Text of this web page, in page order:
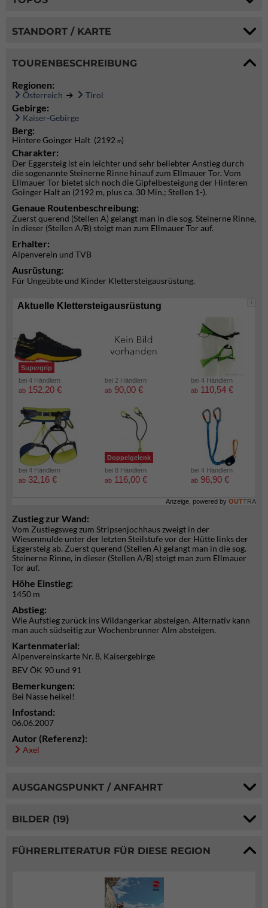
STANDORT / KARTE
TOURENBESCHREIBUNG
Regionen:
Österreich Tirol
Gebirge:
Kaiser-Gebirge
Berg:
Hintere Goinger Halt (2192 m)
Charakter:
Der Eggersteig ist ein leichter und sehr beliebter Anstieg durch
die sogenannte Steinerne Rinne hinauf zum Ellmauer Tor. Vom
Ellmauer Tor bietet sich noch die Gipfelbesteigung der Hinteren
Goinger Halt an (2192 m, plus ca. 30 Min.; Stellen 1-).
Genaue Routenbeschreibung:
Zuerst querend (Stellen A) gelangt man in die sog. Steinerne Rinne,
in dieser (Stellen A/B) steigt man zum Ellmauer Tor auf.
Erhalter:
Alpenverein und TVB
Ausrüstung:
Für Ungeübte und Kinder Klettersteigausrüstung.
i
Aktuelle Klettersteigausrüstung
Supergrip
bei 4 Händlern
ab 152,20 €
bei 2 Händlern
ab 90,00 €
bei 4 Händlern
ab 110,54 €
bei 4 Händlern
ab 32,16 €
Doppelgelenk
bei 8 Händlern
ab 116,00 €
bei 4 Händlern
ab 96,90 €
Anzeige, powered by OUTTRA
Zustieg zur Wand:
Vom Zustiegsweg zum Stripsenjochhaus zweigt in der
Wiesenmulde unter der letzten Steilstufe vor der Hütte links der
Eggersteig ab. Zuerst querend (Stellen A) gelangt man in die sog.
Steinerne Rinne, in dieser (Stellen A/B) steigt man zum Ellmauer
Tor auf.
Höhe Einstieg:
1450 m
Abstieg:
Wie Aufstieg zurück ins Wildangerkar absteigen. Alternativ kann
man auch südseitig zur Wochenbrunner Alm absteigen.
Kartenmaterial:
Alpenvereinskarte Nr. 8, Kaisergebirge
BEV ÖK 90 und 91
Bemerkungen:
Bei Nässe heikel!
Infostand:
06.06.2007
Autor (Referenz):
Axel
AUSGANGSPUNKT / ANFAHRT
BILDER (19)
FÜHRERLITERATUR FÜR DIESE REGION